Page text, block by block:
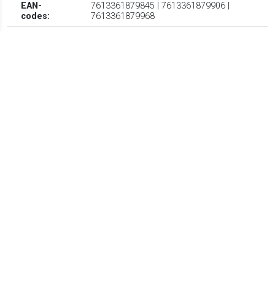
EAN-
codes:
7613361879845 | 7613361879906 |
7613361879968